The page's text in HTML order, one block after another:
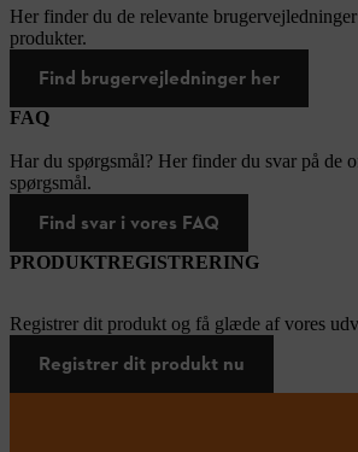
Her finder du de relevante
produkter.
Find brugervejledninger her
FAQ
Har du spørgsmål? Her finder du svar på de
spørgsmål.
Find svar i vores FAQ
PRODUKTREGISTRERING
Registrer dit produkt og få glæde af vores
Registrer dit produkt nu